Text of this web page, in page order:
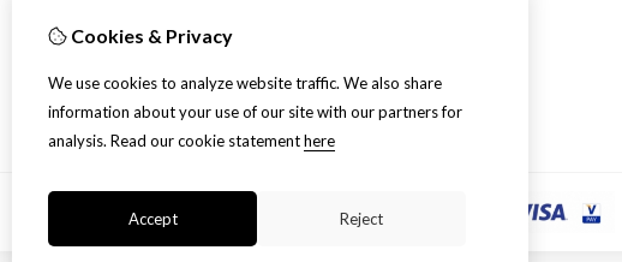
Disclaimer
Cookies & Privacy
We use cookies to analyze website traffic. We also share
information about your use of our site with our partners for
analysis. Read our cookie statementhere
Accept Reject